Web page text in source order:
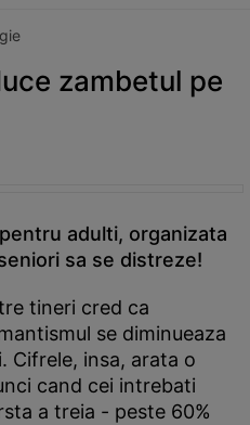
zambetul pe
adulti, organizata
sa se distreze!
tineri cred ca
se diminueaza
Cifrele, insa, arata o
cand cei intrebati
a treia - peste 60%